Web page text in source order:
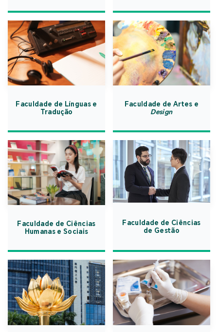
Faculdade de Línguas e
Tradução
Faculdade de Artes e
Design
Faculdade de Ciências
Humanas e Sociais
Faculdade de Ciências
de Gestão